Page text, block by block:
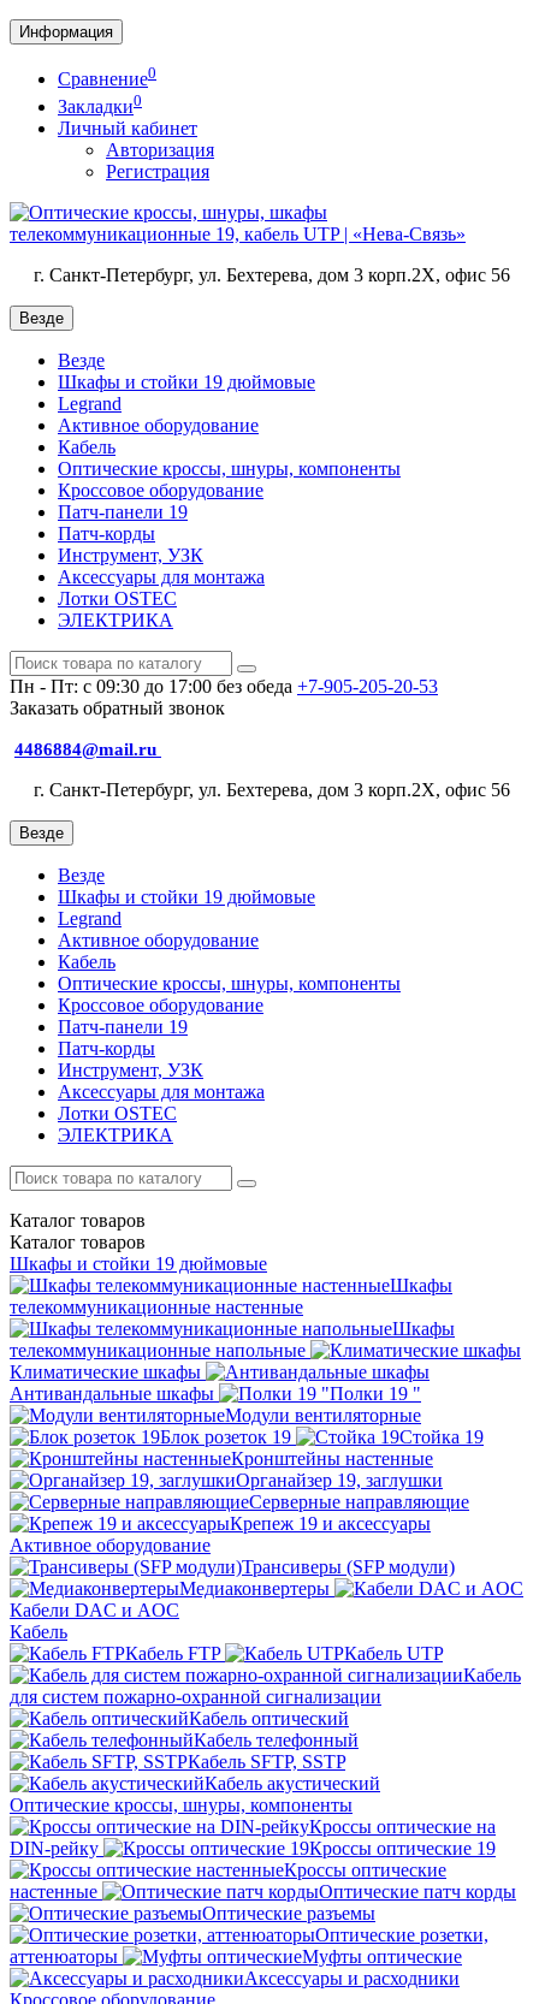
Информация
Сравнение0
Закладки0
Личный кабинет
Авторизация
Регистрация
г. Санкт-Петербург, ул. Бехтерева, дом 3 корп.2X, офис 56
Везде
Везде
Шкафы и стойки 19 дюймовые
Legrand
Активное оборудование
Кабель
Оптические кроссы, шнуры, компоненты
Кроссовое оборудование
Патч-панели 19
Патч-корды
Инструмент, УЗК
Аксессуары для монтажа
Лотки OSTEC
ЭЛЕКТРИКА
Пн - Пт: с 09:30 до 17:00 без обеда +7-905-205-20-53
Заказать обратный звонок
4486884@mail.ru
г. Санкт-Петербург, ул. Бехтерева, дом 3 корп.2X, офис 56
Везде
Везде
Шкафы и стойки 19 дюймовые
Legrand
Активное оборудование
Кабель
Оптические кроссы, шнуры, компоненты
Кроссовое оборудование
Патч-панели 19
Патч-корды
Инструмент, УЗК
Аксессуары для монтажа
Лотки OSTEC
ЭЛЕКТРИКА
Каталог товаров
Каталог товаров
Шкафы и стойки 19 дюймовые
Шкафы
телекоммуникационные настенные
Шкафы
телекоммуникационные напольные
Климатические шкафы
Антивандальные шкафы
Полки 19 "
Модули вентиляторные
Блок розеток 19
Стойка 19
Кронштейны настенные
Органайзер 19, заглушки
Серверные направляющие
Крепеж 19 и аксессуары
Активное оборудование
Трансиверы (SFP модули)
Медиаконвертеры
Кабели DAC и AOC
Кабель
Кабель FTP
Кабель UTP
Кабель
для систем пожарно-охранной сигнализации
Кабель оптический
Кабель телефонный
Кабель SFTP, SSTP
Кабель акустический
Оптические кроссы, шнуры, компоненты
Кроссы оптические на
DIN-рейку
Кроссы оптические 19
Кроссы оптические
настенные
Оптические патч корды
Оптические разъемы
Оптические розетки,
аттенюаторы
Муфты оптические
Аксессуары и расходники
Кроссовое оборудование